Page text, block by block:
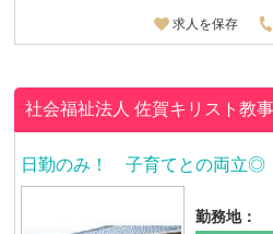
求人を保存
社会福祉法人 佐賀キリスト教
日勤のみ！ 子育てとの両立◎
勤務地：